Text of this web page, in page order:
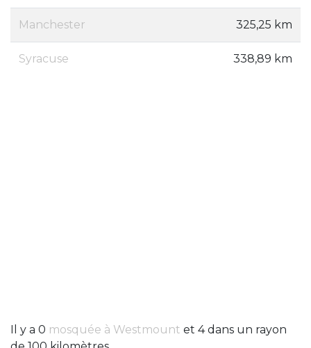
Manchester 325,25 km
Syracuse 338,89 km
Il y a 0 mosquée à Westmount et 4 dans un rayon